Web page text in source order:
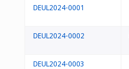
DEUL2024-0001
DEUL2024-0002
DEUL2024-0003